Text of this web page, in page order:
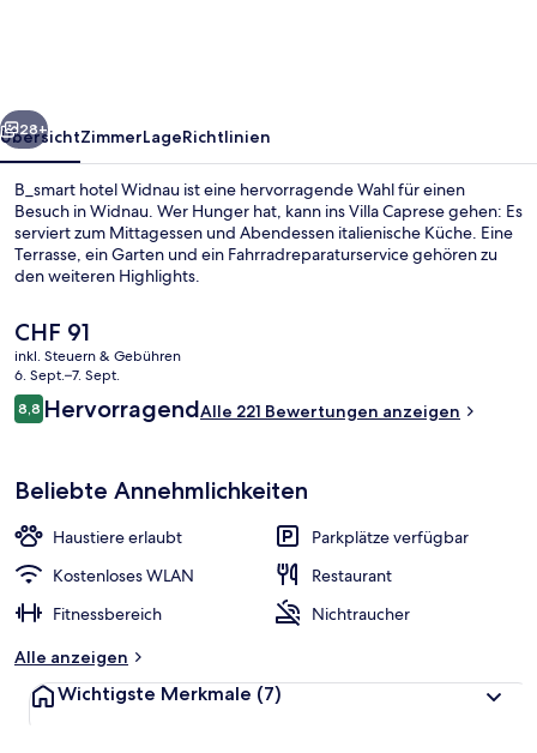
Weiter
28+
ÜbersichtZimmerLageRichtlinien
B_smart hotel Widnau ist eine hervorragende Wahl für einen
Besuch in Widnau. Wer Hunger hat, kann ins Villa Caprese gehen: Es
serviert zum Mittagessen und Abendessen italienische Küche. Eine
Terrasse, ein Garten und ein Fahrradreparaturservice gehören zu
den weiteren Highlights.
Der
aktuelle
Preis
beträgt
CHF 91.
CHF 91
inkl. Steuern & Gebühren
6. Sept.–7. Sept.
Bewertungen
8,88,8 von 10.
HervorragendAlle 221 Bewertungen anzeigen
Beliebte Annehmlichkeiten
Haustiere erlaubt
Parkplätze verfügbar
Kostenloses WLAN
Restaurant
Fitnessbereich
Nichtraucher
Alle anzeigen
Wichtigste Merkmale (7)